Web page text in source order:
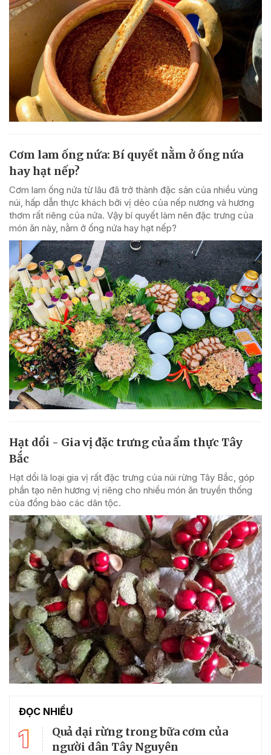
Cơm lam ống nứa: Bí quyết nằm ở ống nứa
hay hạt nếp?
Cơm lam ống nứa từ lâu đã trở thành đặc sản của nhiều vùng
núi, hấp dẫn thực khách bởi vị dẻo của nếp nương và hương
thơm rất riêng của nứa. Vậy bí quyết làm nên đặc trưng của
món ăn này, nằm ở ống nứa hay hạt nếp?
Hạt dổi - Gia vị đặc trưng của ẩm thực Tây
Bắc
Hạt dổi là loại gia vị rất đặc trưng của núi rừng Tây Bắc, góp
phần tạo nên hương vị riêng cho nhiều món ăn truyền thống
của đồng bào các dân tộc.
ĐỌC NHIỀU
1
Quả dại rừng trong bữa cơm của
người dân Tây Nguyên